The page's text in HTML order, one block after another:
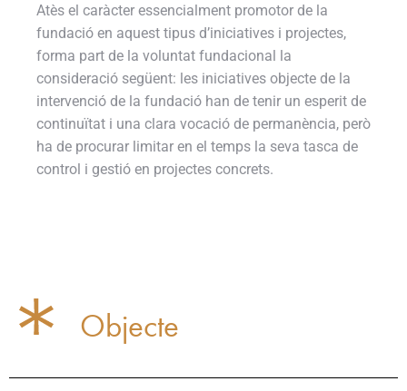
Atès el caràcter essencialment promotor de la
fundació en aquest tipus d’iniciatives i projectes,
forma part de la voluntat fundacional la
consideració següent: les iniciatives objecte de la
intervenció de la fundació han de tenir un esperit de
continuïtat i una clara vocació de permanència, però
ha de procurar limitar en el temps la seva tasca de
control i gestió en projectes concrets.
Objecte